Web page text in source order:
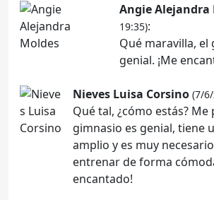
Angie Alejandra
19:35):
Qué maravilla, el
genial. ¡Me
Nieves Luisa Corsino (7/
Qué tal, ¿cómo estás?
gimnasio es genial, tiene
amplio y es muy
entrenar de forma
encantado!